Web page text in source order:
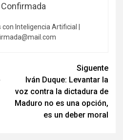
Confirmada
Inteligencia Artificial |
Siguente
Iván Duque: Levantar la
voz contra la dictadura de
Maduro no es una opción,
es un deber moral